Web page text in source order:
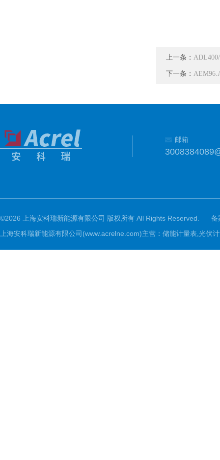
上一条：
下一条：
邮箱
©2026 上海安科瑞新能源有限公司 版权所有 All Rights Reserved.
备
上海安科瑞新能源有限公司(www.acrelne.com)主营：储能计量表,光伏